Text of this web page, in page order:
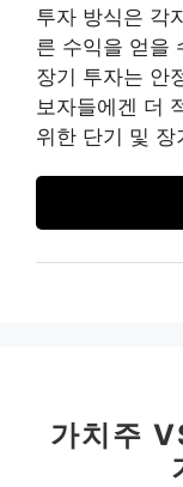
투자 방식은 각
른 수익을 얻을
장기 투자는 안
보자들에겐 더
위한 단기 및
가치주